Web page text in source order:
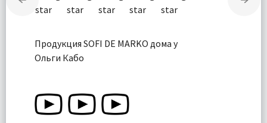
Продукция SOFI DE MARKO дома у
Ольги Кабо